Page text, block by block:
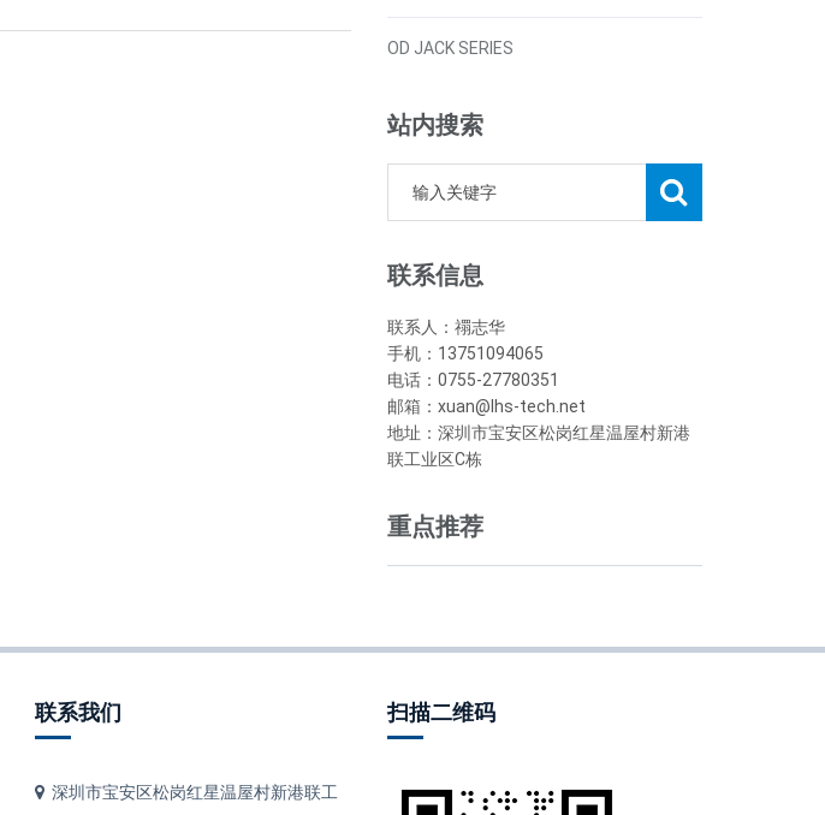
OD JACK SERIES
站内搜索
联系信息
联系人：禤志华
手机：13751094065
电话：0755-27780351
邮箱：xuan@lhs-tech.net
地址：深圳市宝安区松岗红星温屋村新港
联工业区C栋
重点推荐
联系我们
深圳市宝安区松岗红星温屋村新港联工
扫描二维码